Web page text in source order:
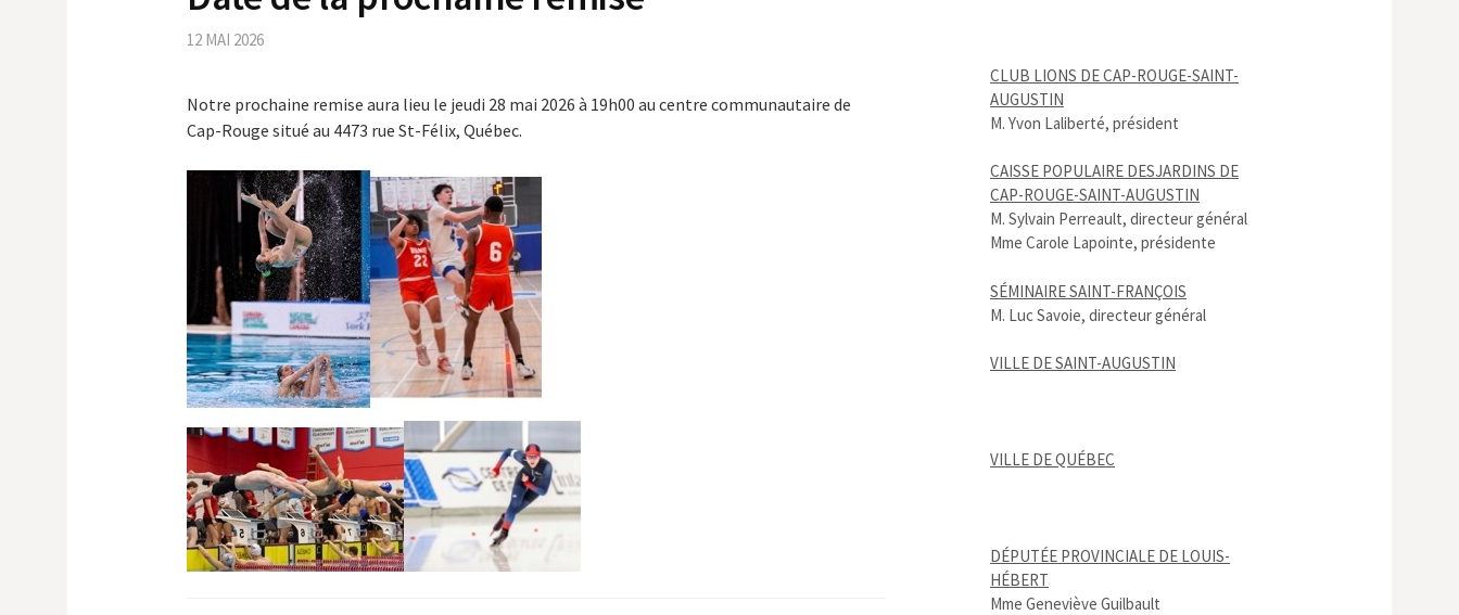
12 MAI 2026
Notre prochaine remise aura lieu le jeudi 28 mai 2026 à 19h00 au centre communautaire de
Cap-Rouge situé au 4473 rue St-Félix, Québec.
CLUB LIONS DE CAP-ROUGE-SAINT-
AUGUSTIN
M. Yvon Laliberté, président
CAISSE POPULAIRE DESJARDINS DE
CAP-ROUGE-SAINT-AUGUSTIN
M. Sylvain Perreault, directeur général
Mme Carole Lapointe, présidente
SÉMINAIRE SAINT-FRANÇOIS
M. Luc Savoie, directeur général
VILLE DE SAINT-AUGUSTIN
VILLE DE QUÉBEC
DÉPUTÉE PROVINCIALE DE LOUIS-
HÉBERT
Mme Geneviève Guilbault